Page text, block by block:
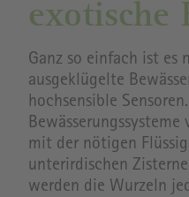
exotische
Ganz so einfach ist es
ausgeklügelte
hochsensible
mit der nötigen
unterirdischen
werden die Wurzeln